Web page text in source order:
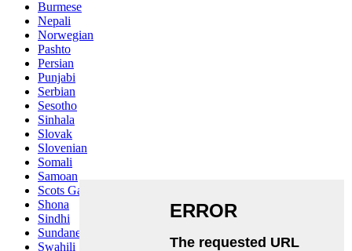
Burmese
Nepali
Norwegian
Pashto
Persian
Punjabi
Serbian
Sesotho
Sinhala
Slovak
Slovenian
Somali
Samoan
Scots Gaelic
Shona
Sindhi
Sundanese
Swahili